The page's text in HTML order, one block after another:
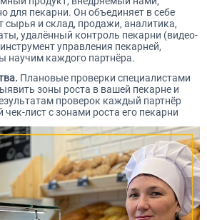
для пекарни. Он объединяет в себе
сырья и склад, продажи, аналитика,
удалённый контроль пекарни (видео-
управления пекарней,
научим каждого партнёра.
Плановые проверки специалистами
зоны роста в вашей пекарне и
проверок каждый партнёр
лист с зонами роста его пекарни